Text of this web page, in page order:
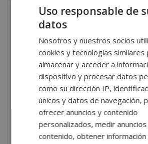
Crear modelos predictivos
“no code”.
técnicas de inteligencia artificial.
Salidas
Este máster abre un amplio abanico
laborales, entre ellas:
Desarrollo de estrategias de
inteligencia artificial.
Uso responsable de
datos
Nosotros y nuestros socios
cookies y tecnologías similares
almacenar y acceder a
dispositivo y procesar datos
como su dirección IP,
únicos y datos de navegación,
ofrecer anuncios y contenido
personalizados, medir
contenido, obtener